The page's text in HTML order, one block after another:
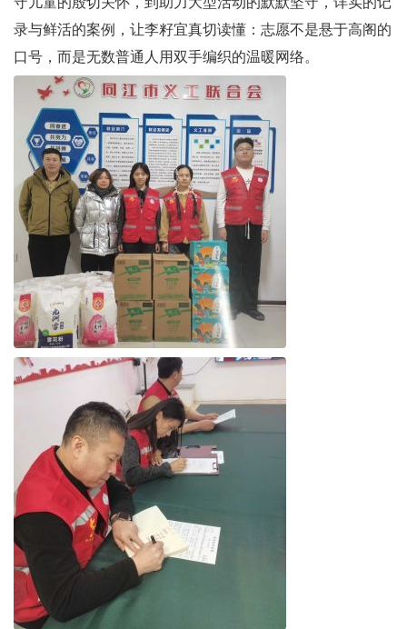
录与鲜活的案例，让李籽宜真切读懂：志愿不是悬于高阁的
口号，而是无数普通人用双手编织的温暖网络。